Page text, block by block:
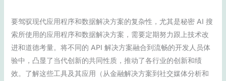
要驾驭现代应用程序和数据解决方案的复杂性，尤其是秘密 AI 搜
索所使用的应用程序和数据解决方案，需要定期努力跟上技术改
进和道德考量。将不同的 API 解决方案融合到流畅的开发人员体
验中，凸显了当代创新的共同性质，推动了各行业的创新和绩
效。了解这些工具及其应用（从金融解决方案到社交媒体分析和